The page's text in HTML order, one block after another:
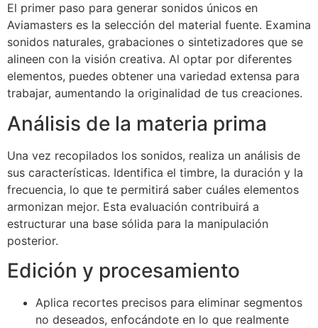
El primer paso para generar sonidos únicos en
Aviamasters es la selección del material fuente. Examina
sonidos naturales, grabaciones o sintetizadores que se
alineen con la visión creativa. Al optar por diferentes
elementos, puedes obtener una variedad extensa para
trabajar, aumentando la originalidad de tus creaciones.
Análisis de la materia prima
Una vez recopilados los sonidos, realiza un análisis de
sus características. Identifica el timbre, la duración y la
frecuencia, lo que te permitirá saber cuáles elementos
armonizan mejor. Esta evaluación contribuirá a
estructurar una base sólida para la manipulación
posterior.
Edición y procesamiento
Aplica recortes precisos para eliminar segmentos
no deseados, enfocándote en lo que realmente